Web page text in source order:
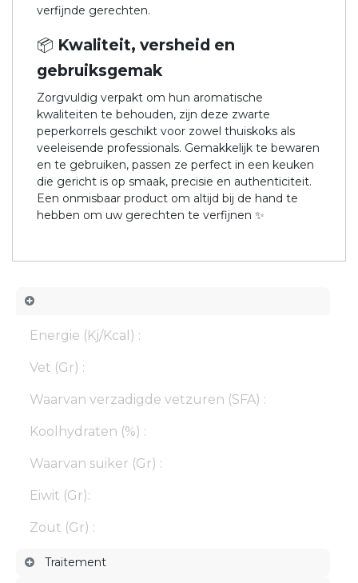
verfijnde gerechten.
📦 Kwaliteit, versheid en
gebruiksgemak
Zorgvuldig verpakt om hun aromatische
kwaliteiten te behouden, zijn deze zwarte
peperkorrels geschikt voor zowel thuiskoks als
veeleisende professionals. Gemakkelijk te bewaren
en te gebruiken, passen ze perfect in een keuken
die gericht is op smaak, precisie en authenticiteit.
Een onmisbaar product om altijd bij de hand te
hebben om uw gerechten te verfijnen ✨
Energie (Kj/Kcal) :
Vet (Gr) :
Waarvan verzadigde vetzuren (SFA) :
Koolhydraten (%) :
Waarvan suiker (Gr) :
Eiwit (Gr):
Zout (Gr) :
Traitement